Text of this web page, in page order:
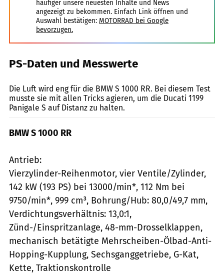
häufiger unsere neuesten Inhalte und News
angezeigt zu bekommen. Einfach Link öffnen und
Auswahl bestätigen: MOTORRAD bei Google
bevorzugen.
PS-Daten und Messwerte
Die Luft wird eng für die BMW S 1000 RR. Bei diesem Test
musste sie mit allen Tricks agieren, um die Ducati 1199
Panigale S auf Distanz zu halten.
BMW S 1000 RR
Antrieb:
Vierzylinder-Reihenmotor, vier Ventile/Zylinder,
142 kW (193 PS) bei 13000/min*, 112 Nm bei
9750/min*, 999 cm³, Bohrung/Hub: 80,0/49,7 mm,
Verdichtungsverhältnis: 13,0:1,
Zünd-/Einspritzanlage, 48-mm-Drosselklappen,
mechanisch betätigte Mehrscheiben-Ölbad-Anti-
Hopping-Kupplung, Sechsganggetriebe, G-Kat,
Kette, Traktionskontrolle